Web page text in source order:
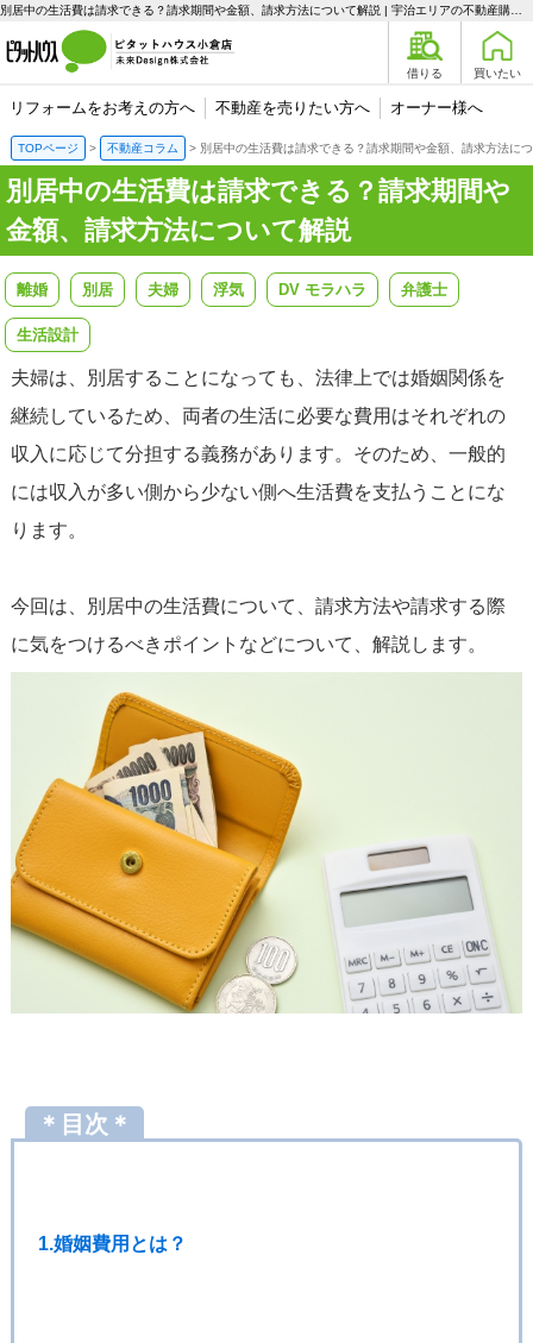
借りる 買いたい
リフォームをお考えの方へ 不動産を売りたい方へ オーナー様へ
TOPページ 不動産コラム 別居中の生活費は請求できる？請求期間や金額、請求方法に
別居中の生活費は請求できる？請求期間や
金額、請求方法について解説
離婚 別居 夫婦 浮気 DV モラハラ 弁護士
生活設計
夫婦は、別居することになっても、法律上では婚姻関係を
継続しているため、両者の生活に必要な費用はそれぞれの
収入に応じて分担する義務があります。そのため、一般的
には収入が多い側から少ない側へ生活費を支払うことにな
ります。
今回は、別居中の生活費について、請求方法や請求する際
に気をつけるべきポイントなどについて、解説します。
＊目次＊
1.婚姻費用とは？